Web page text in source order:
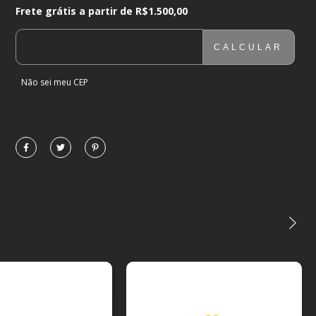
Frete grátis a partir deR$1.500,00
ALTERAR CEP
Frete grátis a partir de R$1.500,00
CALCULAR
Não sei meu CEP